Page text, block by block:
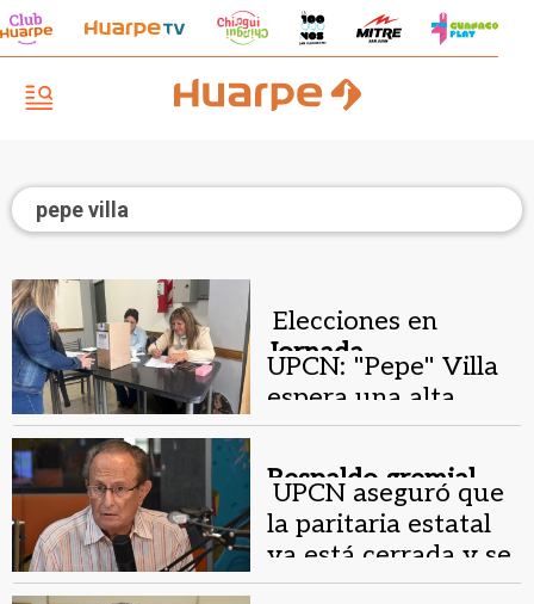
pepe villa
Jornada
democrática.
Elecciones en
UPCN: "Pepe" Villa
espera una alta
participación de
afiliados
Respaldo gremial.
UPCN aseguró que
la paritaria estatal
ya está cerrada y se
despegó del